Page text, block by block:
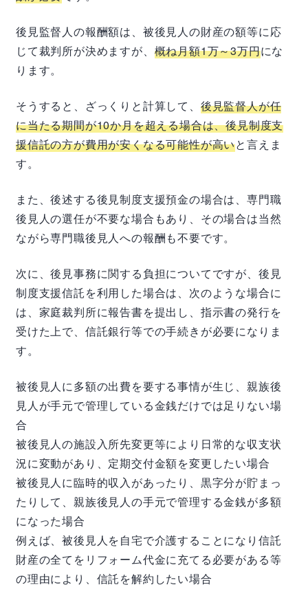
後見監督人の報酬額は、被後見人の財産の額等に応
じて裁判所が決めますが、 概ね月額1万～3万円にな
ります。
そうすると、ざっくりと計算して、 後見監督人が任
に当たる期間が10か月を超える場合は、後見制度支
援信託の方が費用が安くなる可能性が高いと言えま
す。
また、後述する後見制度支援預金の場合は、専門職
後見人の選任が不要な場合もあり、その場合は当然
ながら専門職後見人への報酬も不要です。
次に、後見事務に関する負担についてですが、後見
制度支援信託を利用した場合は、次のような場合に
は、家庭裁判所に報告書を提出し、指示書の発行を
受けた上で、信託銀行等での手続きが必要になりま
す。
被後見人に多額の出費を要する事情が生じ、親族後
見人が手元で管理している金銭だけでは足りない場
合
被後見人の施設入所先変更等により日常的な収支状
況に変動があり、定期交付金額を変更したい場合
被後見人に臨時的収入があったり、黒字分が貯まっ
たりして、親族後見人の手元で管理する金銭が多額
になった場合
例えば、被後見人を自宅で介護することになり信託
財産の全てをリフォーム代金に充てる必要がある等
の理由により、信託を解約したい場合